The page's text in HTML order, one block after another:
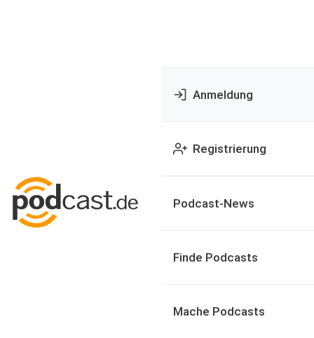
Anmeldung
Registrierung
Podcast-News
Finde Podcasts
Mache Podcasts